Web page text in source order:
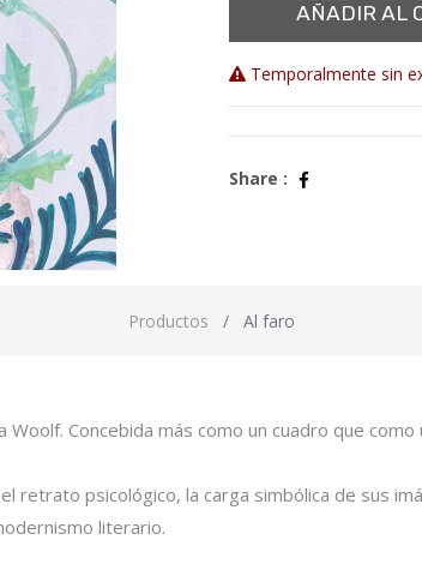
AÑADIR AL
Temporalmente sin
Share :
Productos Al faro
Concebida más como un cuadro que
psicológico, la carga simbólica de sus
literario.